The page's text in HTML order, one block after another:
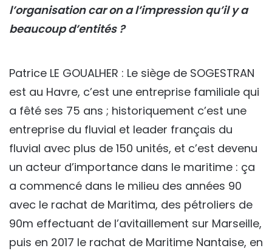
l’organisation car on a l’impression qu’il y a
beaucoup d’entités ?
Patrice LE GOUALHER : Le siège de SOGESTRAN
est au Havre, c’est une entreprise familiale qui
a fêté ses 75 ans ; historiquement c’est une
entreprise du fluvial et leader français du
fluvial avec plus de 150 unités, et c’est devenu
un acteur d’importance dans le maritime : ça
a commencé dans le milieu des années 90
avec le rachat de Maritima, des pétroliers de
90m effectuant de l’avitaillement sur Marseille,
puis en 2017 le rachat de Maritime Nantaise, en